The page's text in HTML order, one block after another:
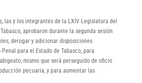
las y los integrantes de la LXIV Legislatura del
aprobaron durante la segunda sesión
derogar y adicionar disposiciones
para el Estado de Tabasco, para
mismo que será perseguido de oficio
pecuaria, y para aumentar las